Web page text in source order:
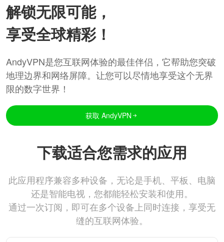
解锁无限可能，
享受全球精彩！
AndyVPN是您互联网体验的最佳伴侣，它帮助您突破
地理边界和网络屏障。让您可以尽情地享受这个无界
限的数字世界！
获取 AndyVPN
下载适合您需求的应用
此应用程序兼容多种设备，无论是手机、平板、电脑
还是智能电视，您都能轻松安装和使用。
通过一次订阅，即可在多个设备上同时连接，享受无
缝的互联网体验。